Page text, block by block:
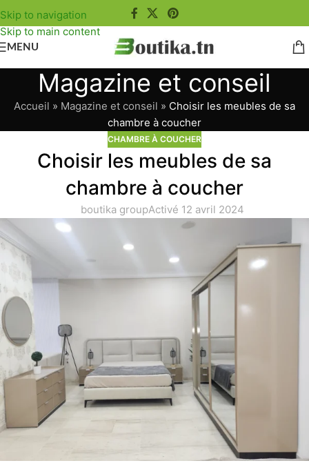
Skip to navigation
Skip to main content
MENU
Magazine et conseil
Accueil » Magazine et conseil » Choisir les meubles de sa
chambre à coucher
CHAMBRE À COUCHER
Choisir les meubles de sa
chambre à coucher
boutika groupActivé 12 avril 2024